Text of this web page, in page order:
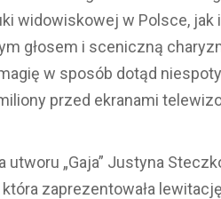
widowiskowej w Polsce, jak
głosem i sceniczną
w sposób dotąd
przed ekranami
„Gaja” Justyna
zaprezentowała